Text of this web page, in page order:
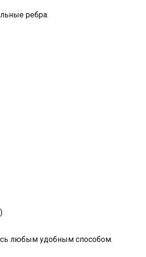
ребра.
любым удобным способом.